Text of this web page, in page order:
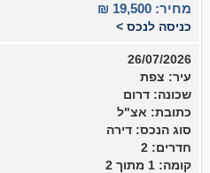
מחיר: 19,500 ₪
כניסה לנכס >
26/07/2026
עיר: צפת
שכונה: דרום
כתובת: אצ"ל
סוג הנכס: דירה
חדרים: 2
קומה: 1 מתוך 2